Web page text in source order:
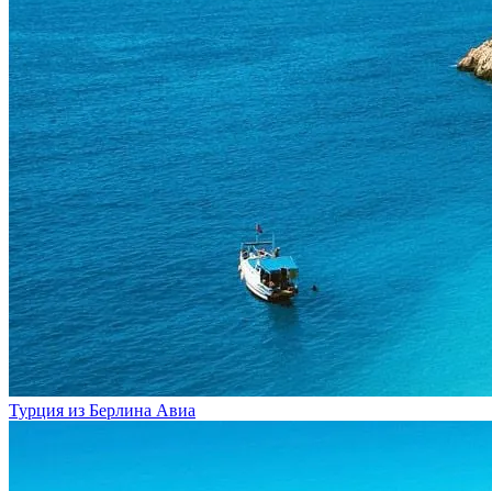
Турция из Берлина Авиа